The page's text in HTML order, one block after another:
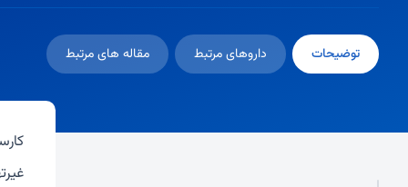
توضیحات داروهای مرتبط مقاله های مرتبط